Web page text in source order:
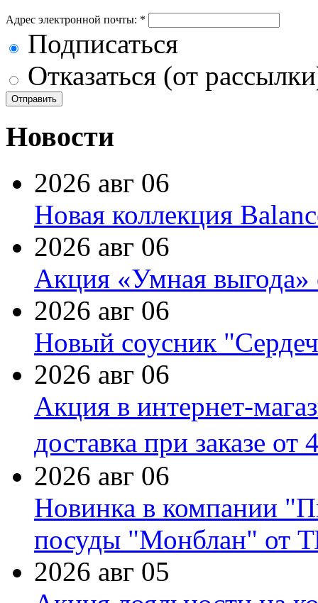
Адрес электронной почты: *
Подписаться
Отказаться (от
Новости
2026 авг 06
Новая коллекция
2026 авг 06
Акция «Умная выгода»
2026 авг 06
Новый соусник
2026 авг 06
Акция в интернет-
доставка при заказе от
2026 авг 06
Новинка в компании
посуды "Монблан" от
2026 авг 05